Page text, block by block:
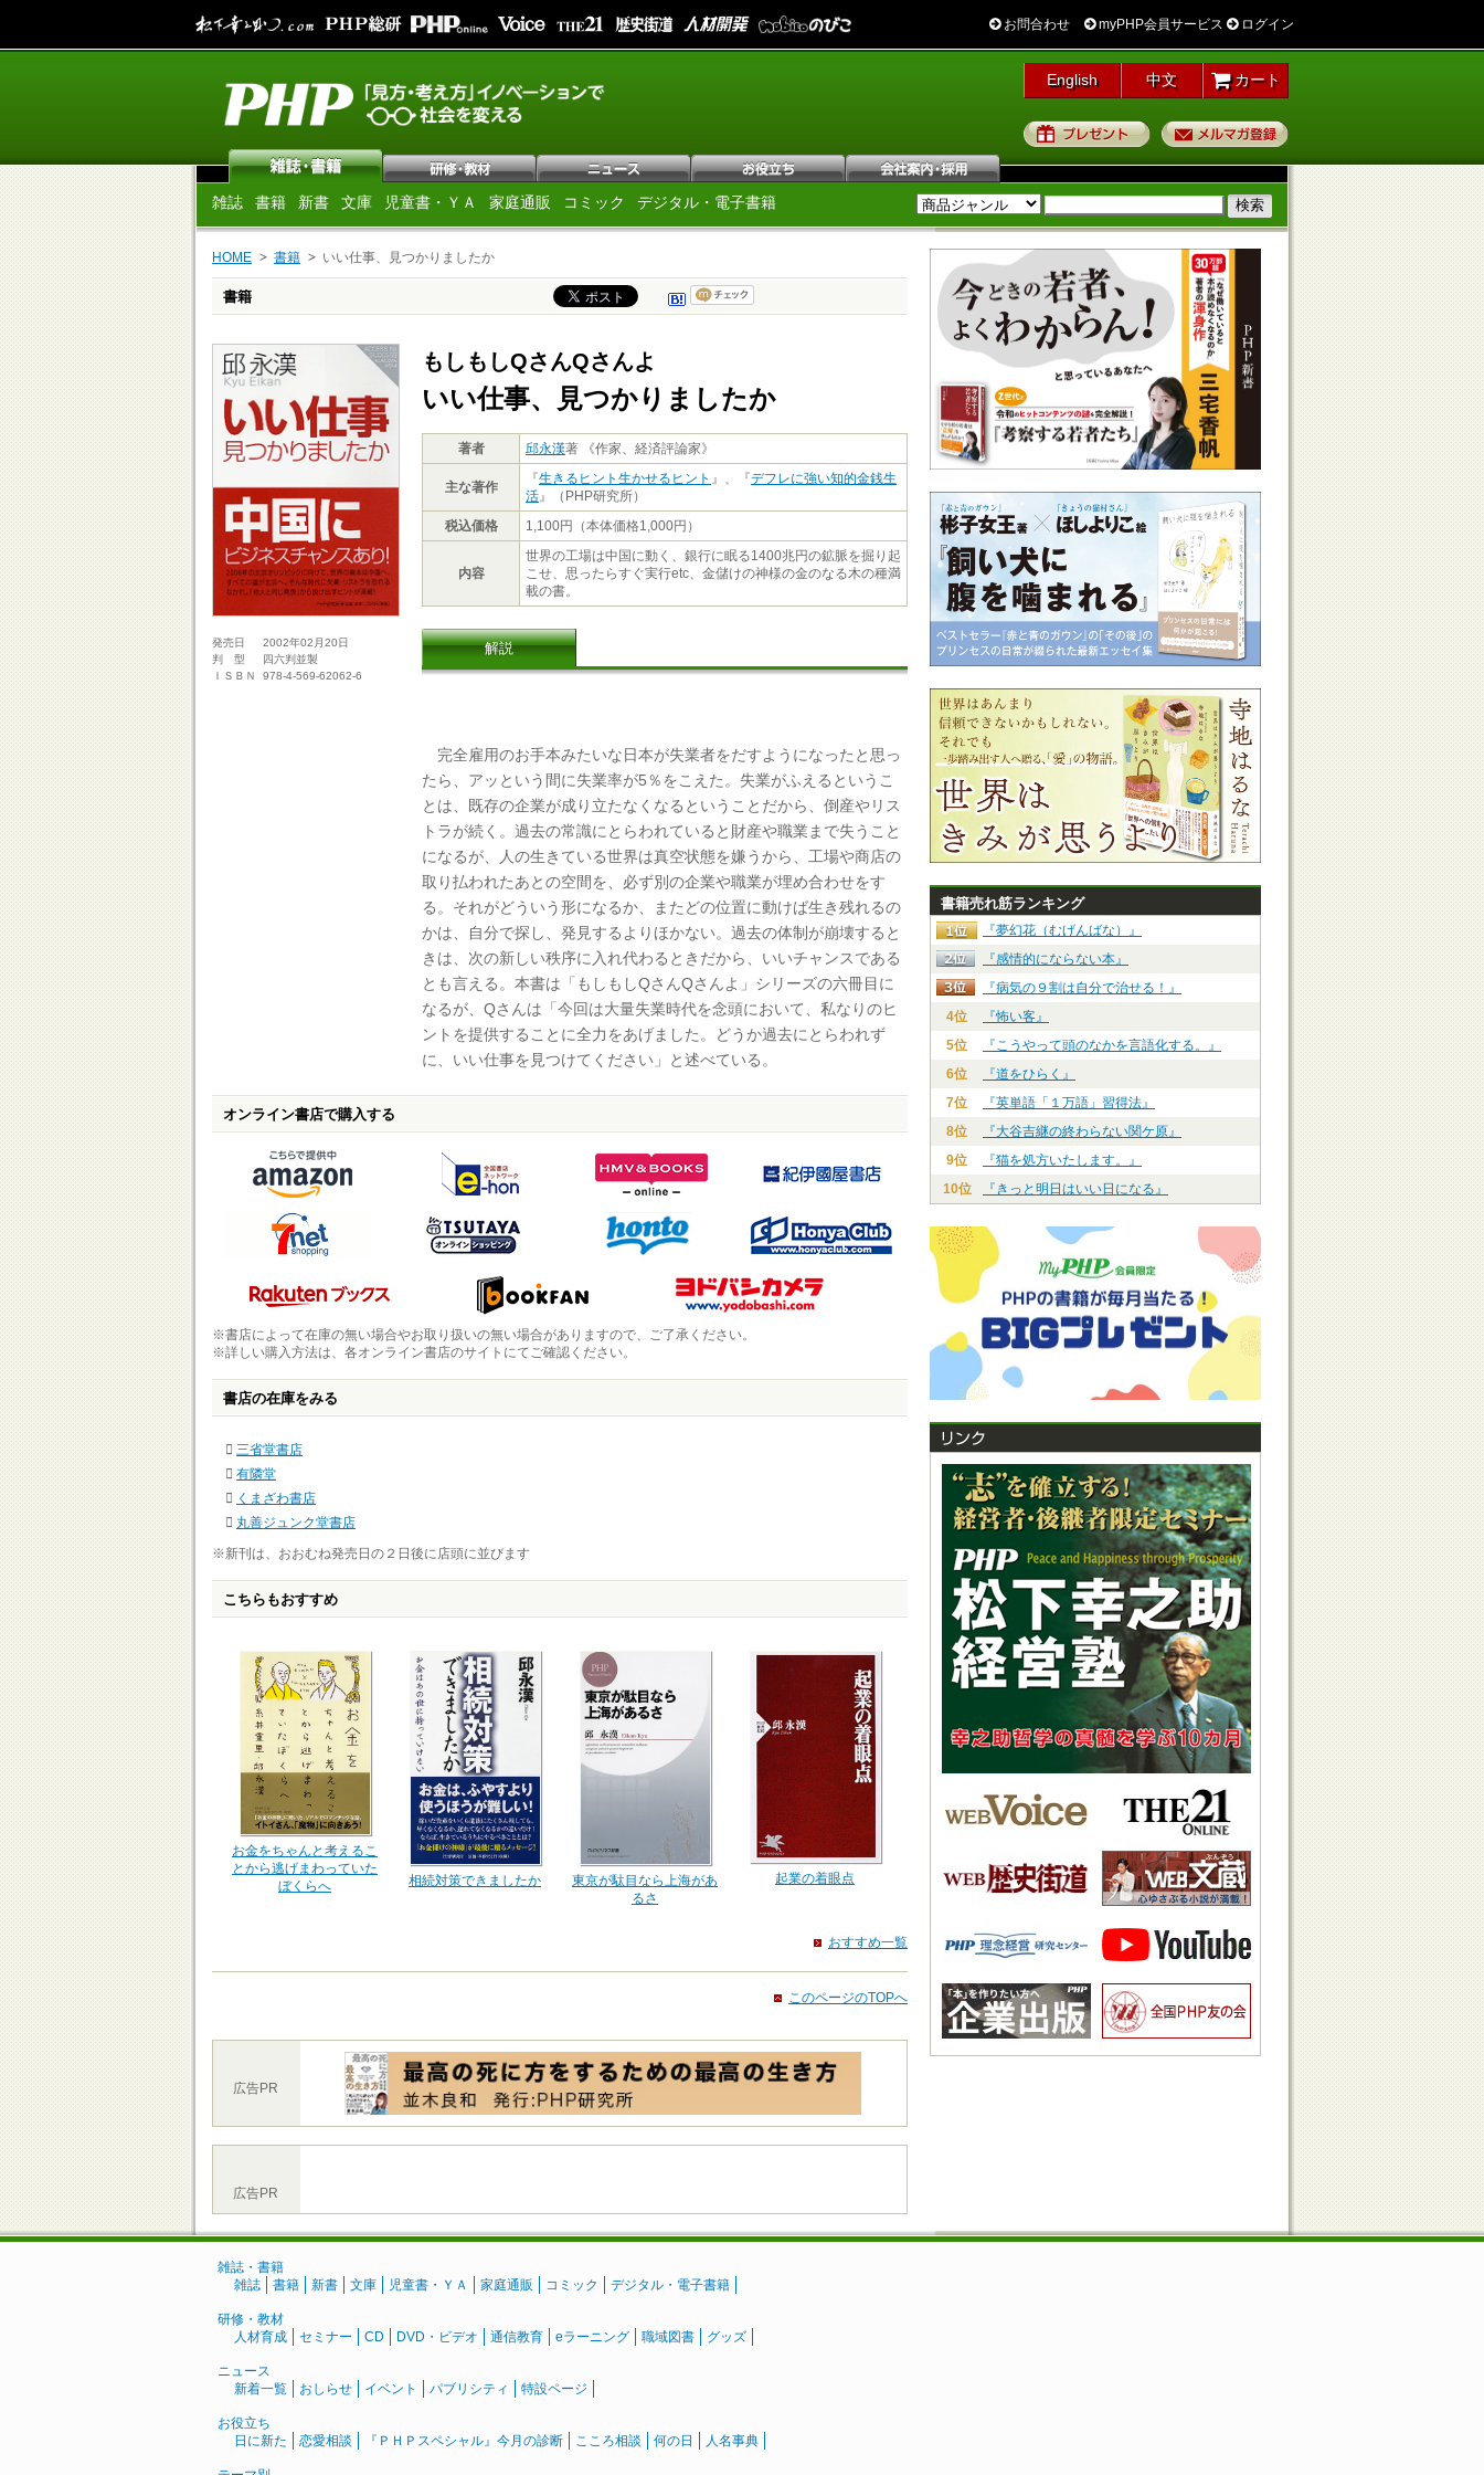
お問合わせ myPHP会員サービス ログイン
English 中文 カート
プレゼント
雑誌 書籍 新書 文庫 児童書・ＹＡ 家庭通販 コミック デジタル・電子書籍
HOME 書籍 いい仕事、見つかりましたか
書籍
発売日
2002年02月20日
判 型
四六判並製
ＩＳＢＮ
978-4-569-62062-6
もしもしQさんQさんよ
いい仕事、見つかりましたか
著者 邱永漢著 《作家、経済評論家》
主な著作
『生きるヒント生かせるヒント 』、『デフレに強い知的金銭生
活』（PHP研究所）
税込価格
1,100円（本体価格1,000円）
内容
世界の工場は中国に動く、銀行に眠る1400兆円の鉱脈を掘り起
こせ、思ったらすぐ実行etc、金儲けの神様の金のなる木の種満
載の書。
解説
完全雇用のお手本みたいな日本が失業者をだすようになったと思っ
たら、アッという間に失業率が5％をこえた。失業がふえるというこ
とは、既存の企業が成り立たなくなるということだから、倒産やリス
トラが続く。過去の常識にとらわれていると財産や職業まで失うこと
になるが、人の生きている世界は真空状態を嫌うから、工場や商店の
取り払われたあとの空間を、必ず別の企業や職業が埋め合わせをす
る。それがどういう形になるか、またどの位置に動けば生き残れるの
かは、自分で探し、発見するよりほかない。過去の体制が崩壊すると
きは、次の新しい秩序に入れ代わるときだから、いいチャンスである
とも言える。本書は「もしもしQさんQさんよ」シリーズの六冊目に
なるが、Qさんは「今回は大量失業時代を念頭において、私なりのヒ
ントを提供することに全力をあげました。どうか過去にとらわれず
に、いい仕事を見つけてください」と述べている。
オンライン書店で購入する
※書店によって在庫の無い場合やお取り扱いの無い場合がありますので、ご了承ください。
※詳しい購入方法は、各オンライン書店のサイトにてご確認ください。
書店の在庫をみる
三省堂書店
有隣堂
くまざわ書店
丸善ジュンク堂書店
※新刊は、おおむね発売日の２日後に店頭に並びます
こちらもおすすめ
お金をちゃんと考えるこ
とから逃げまわっていた
ぼくらへ
相続対策できましたか
東京が駄目なら上海があ
るさ
起業の着眼点
おすすめ一覧
このページのTOPへ
広告PR
広告PR
書籍売れ筋ランキング
『夢幻花（むげんばな）』
『感情的にならない本』
『病気の９割は自分で治せる！』
4位
『怖い客』
5位
『こうやって頭のなかを言語化する。』
6位
『道をひらく』
7位
『英単語「１万語」習得法』
8位
『大谷吉継の終わらない関ケ原』
9位
『猫を処方いたします。』
10位
『きっと明日はいい日になる』
雑誌・書籍
雑誌
書籍 新書 文庫 児童書・ＹＡ 家庭通販 コミック デジタル・電子書籍
研修・教材
人材育成
セミナー CD DVD・ビデオ 通信教育 eラーニング 職域図書 グッズ
ニュース
新着一覧
おしらせ イベント パブリシティ 特設ページ
お役立ち
日に新た
恋愛相談 『ＰＨＰスペシャル』今月の診断 こころ相談 何の日 人名事典